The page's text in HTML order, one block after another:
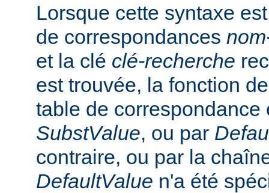
Lorsque cette syntaxe
de correspondances
et la clé clé-recherche
est trouvée, la fonction
table de correspondance
SubstValue, ou par
contraire, ou par la
DefaultValue n'a été